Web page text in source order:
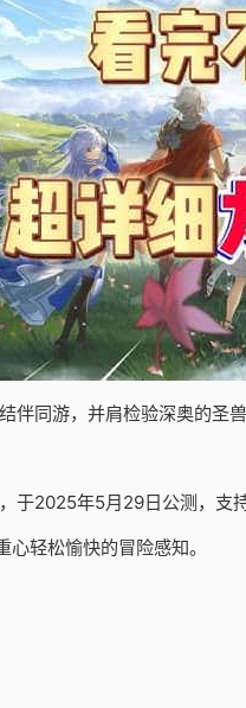
伴同游，并肩检验深奥的圣兽
于2025年5月29日公测，支
轻松愉快的冒险感知。